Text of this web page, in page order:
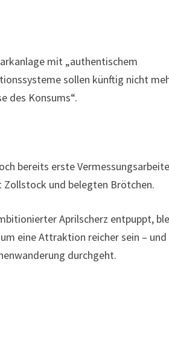
mit „authentischem
sollen künftig nicht
des Konsums“.
bereits erste
Zollstock und belegten Brötchen.
Aprilscherz entpuppt,
eine Attraktion reicher sein – und
durchgeht.